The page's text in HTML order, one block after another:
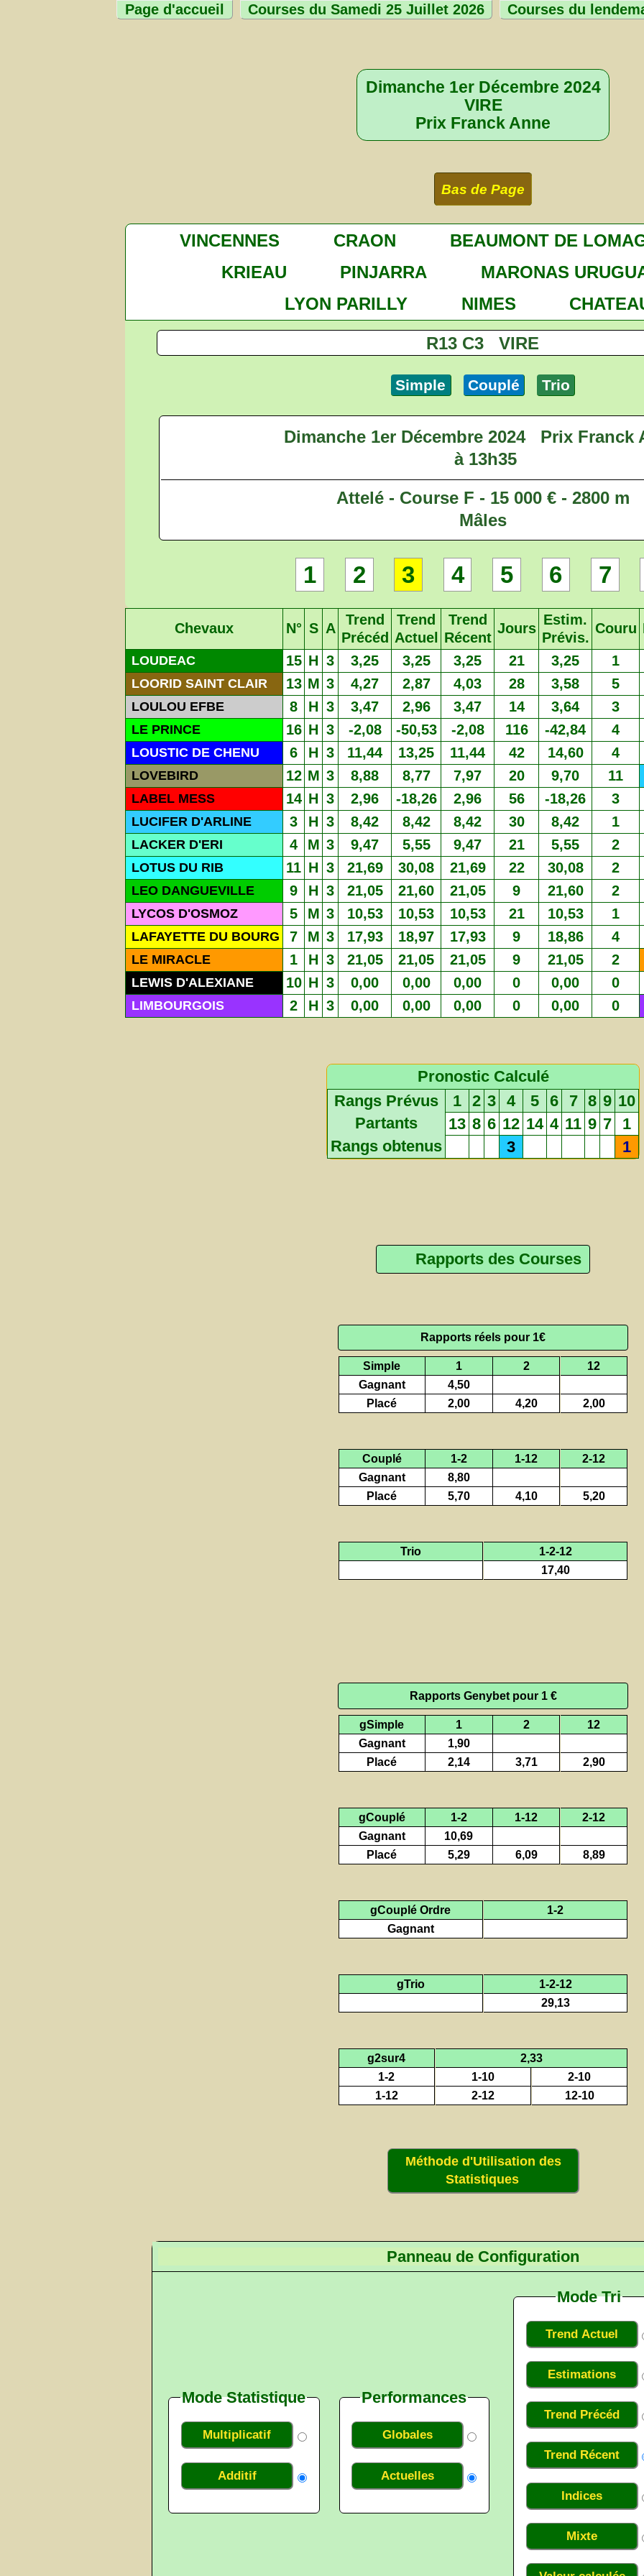
Page d'accueil Courses du Samedi 25 Juillet 2026 Courses du
Dimanche 1er Décembre 2024
VIRE
Prix Franck Anne
Bas de Page
VINCENNES CRAON BEAUMONT DE
KRIEAU
PINJARRA MARONAS
LYON PARILLY
NIMES
R13 C3 VIRE
Simple Couplé Trio
Dimanche 1er Décembre 2024
Prix Franck
à 13h35
Attelé - Course F - 15 000 € - 2800 m
Mâles
1 2 3 4 5 6 7
Chevaux N° S A
Trend
Précéd
Trend
Actuel
Trend
Récent
Jours
Estim.
Prévis.
Couru
LOUDEAC 15 H 3 3,25 3,25 3,25 21 3,25 1
LOORID SAINT CLAIR 13 M 3 4,27 2,87 4,03 28 3,58 5
LOULOU EFBE 8 H 3 3,47 2,96 3,47 14 3,64 3
LE PRINCE 16 H 3 -2,08 -50,53 -2,08 116 -42,84 4
LOUSTIC DE CHENU 6 H 3 11,44 13,25 11,44 42 14,60 4
LOVEBIRD 12 M 3 8,88 8,77 7,97 20 9,70 11
LABEL MESS 14 H 3 2,96 -18,26 2,96 56 -18,26 3
LUCIFER D'ARLINE 3 H 3 8,42 8,42 8,42 30 8,42 1
LACKER D'ERI 4 M 3 9,47 5,55 9,47 21 5,55 2
LOTUS DU RIB 11 H 3 21,69 30,08 21,69 22 30,08 2
LEO DANGUEVILLE 9 H 3 21,05 21,60 21,05 9 21,60 2
LYCOS D'OSMOZ 5 M 3 10,53 10,53 10,53 21 10,53 1
LAFAYETTE DU BOURG 7 M 3 17,93 18,97 17,93 9 18,86 4
LE MIRACLE 1 H 3 21,05 21,05 21,05 9 21,05 2
LEWIS D'ALEXIANE 10 H 3 0,00 0,00 0,00 0 0,00 0
LIMBOURGOIS 2 H 3 0,00 0,00 0,00 0 0,00 0
Pronostic Calculé
Rangs Prévus
1 2 3 4 5 6 7 8 9 10
Partants
13 8 6 12 14 4 11 9 7
1
Rangs obtenus
3 1
Rapports des Courses
Rapports réels pour 1€
Simple 1 2
12
Gagnant
4,50
Placé
2,00 4,20 2,00
Couplé 1-2 1-12
2-12
Gagnant
8,80
Placé
5,70 4,10 5,20
Trio
1-2-12
17,40
Rapports Genybet pour 1 €
gSimple 1 2
12
Gagnant
1,90
Placé
2,14 3,71 2,90
gCouplé 1-2 1-12
2-12
Gagnant
10,69
Placé
5,29 6,09 8,89
gCouplé Ordre
1-2
Gagnant
gTrio
1-2-12
29,13
g2sur4
2,33
1-2
1-10
2-10
1-12
2-12 12-10
Méthode d'Utilisation des
Statistiques
Panneau de Configuration
Mode Statistique
Multiplicatif
Additif
Performances
Globales
Actuelles
Mode Tri
Trend Actuel
Estimations
Trend Précéd
Trend Récent
Indices
Mixte